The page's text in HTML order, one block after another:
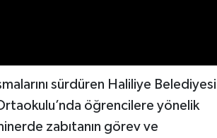
sürdüren Haliliye Belediyesi
öğrencilere yönelik
zabıtanın görev ve